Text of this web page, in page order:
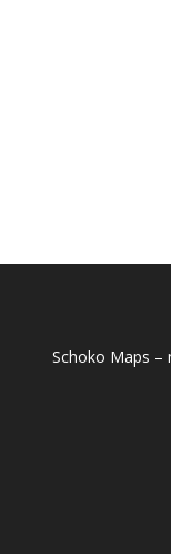
Schoko Maps –